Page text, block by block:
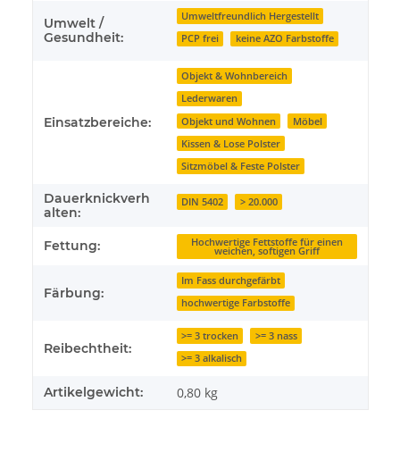
Umwelt /
Gesundheit:
Umweltfreundlich Hergestellt
PCP frei
keine AZO Farbstoffe
Einsatzbereiche:
Objekt & Wohnbereich
Lederwaren
Objekt und Wohnen
Möbel
Kissen & Lose Polster
Sitzmöbel & Feste Polster
Dauerknickverh
alten:
DIN 5402 > 20.000
Fettung: Hochwertige Fettstoffe für einen
weichen, softigen Griff
Färbung:
Im Fass durchgefärbt
hochwertige Farbstoffe
Reibechtheit:
>= 3 trocken
>= 3 nass
>= 3 alkalisch
Artikelgewicht: 0,80 kg